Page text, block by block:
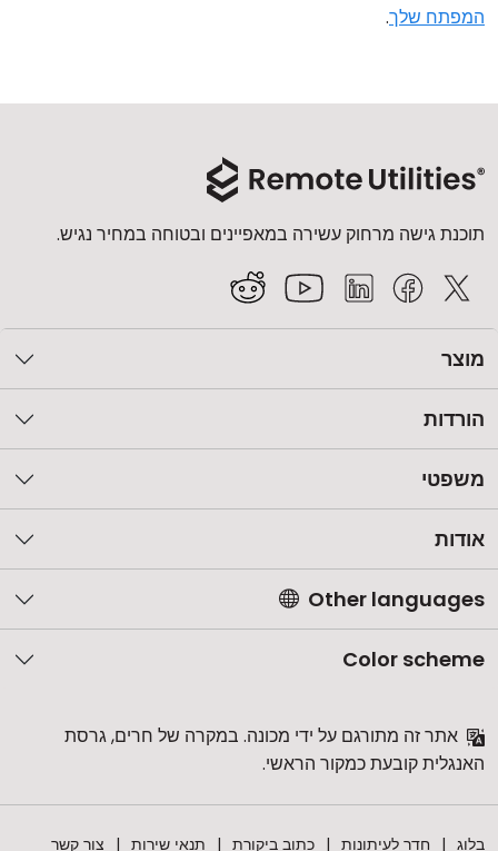
המפתח שלך.
תוכנת גישה מרחוק עשירה במאפיינים ובטוחה במחיר נגיש.
מוצר
הורדות
משפטי
אודות
Other languages
Color scheme
אתר זה מתורגם על ידי מכונה. במקרה של חרים, גרסת
האנגלית קובעת כמקור הראשי.
בלוג חדר לעיתונות כתוב ביקורת תנאי שירות צור קשר